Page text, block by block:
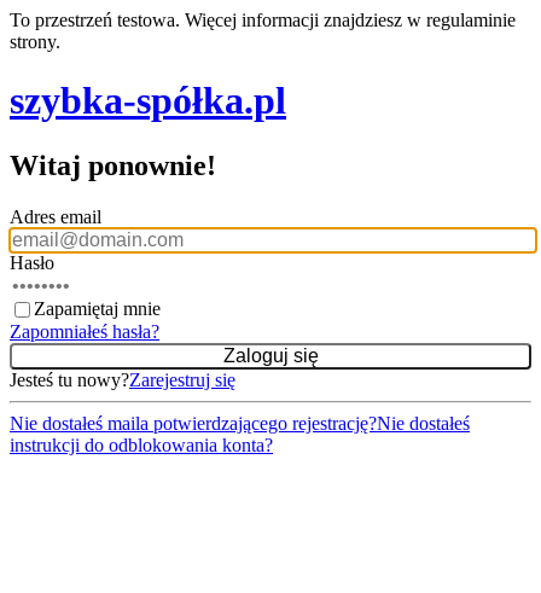
To przestrzeń testowa. Więcej informacji znajdziesz w regulaminie
strony.
szybka-spółka.pl
Witaj ponownie!
Adres email
Hasło
Zapamiętaj mnie
Zapomniałeś hasła?
Jesteś tu nowy?Zarejestruj się
Nie dostałeś maila potwierdzającego rejestrację?Nie dostałeś
instrukcji do odblokowania konta?